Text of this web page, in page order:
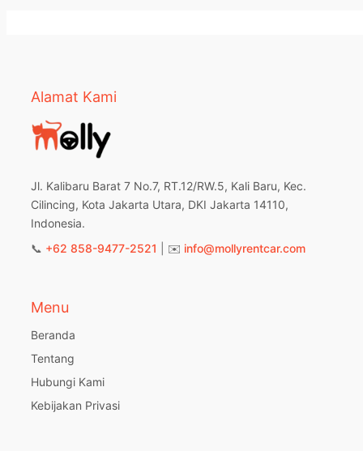
Alamat Kami
Jl. Kalibaru Barat 7 No.7, RT.12/RW.5, Kali Baru, Kec.
Cilincing, Kota Jakarta Utara, DKI Jakarta 14110,
Indonesia.
📞 +62 858-9477-2521 | ✉️ info@mollyrentcar.com
Menu
Beranda
Tentang
Hubungi Kami
Kebijakan Privasi